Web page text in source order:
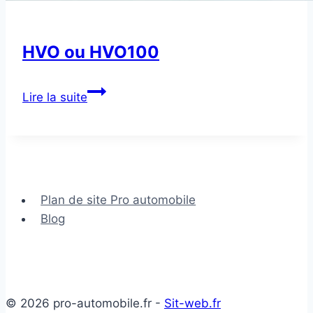
HVO ou HVO100
Lire la suiteHVO
Plan de site Pro automobile
Blog
© 2026 pro-automobile.fr - Sit-web.fr